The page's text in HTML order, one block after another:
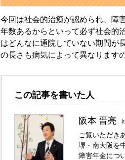
今回は社会的治癒が認められ、障
年数あるからといって必ず社会的
はどんなに通院していない期間が
の長さも病気によって異なります
この記事を書いた人
阪本 晋亮
ご覧いただき
堺・南大阪を
障害年金につ